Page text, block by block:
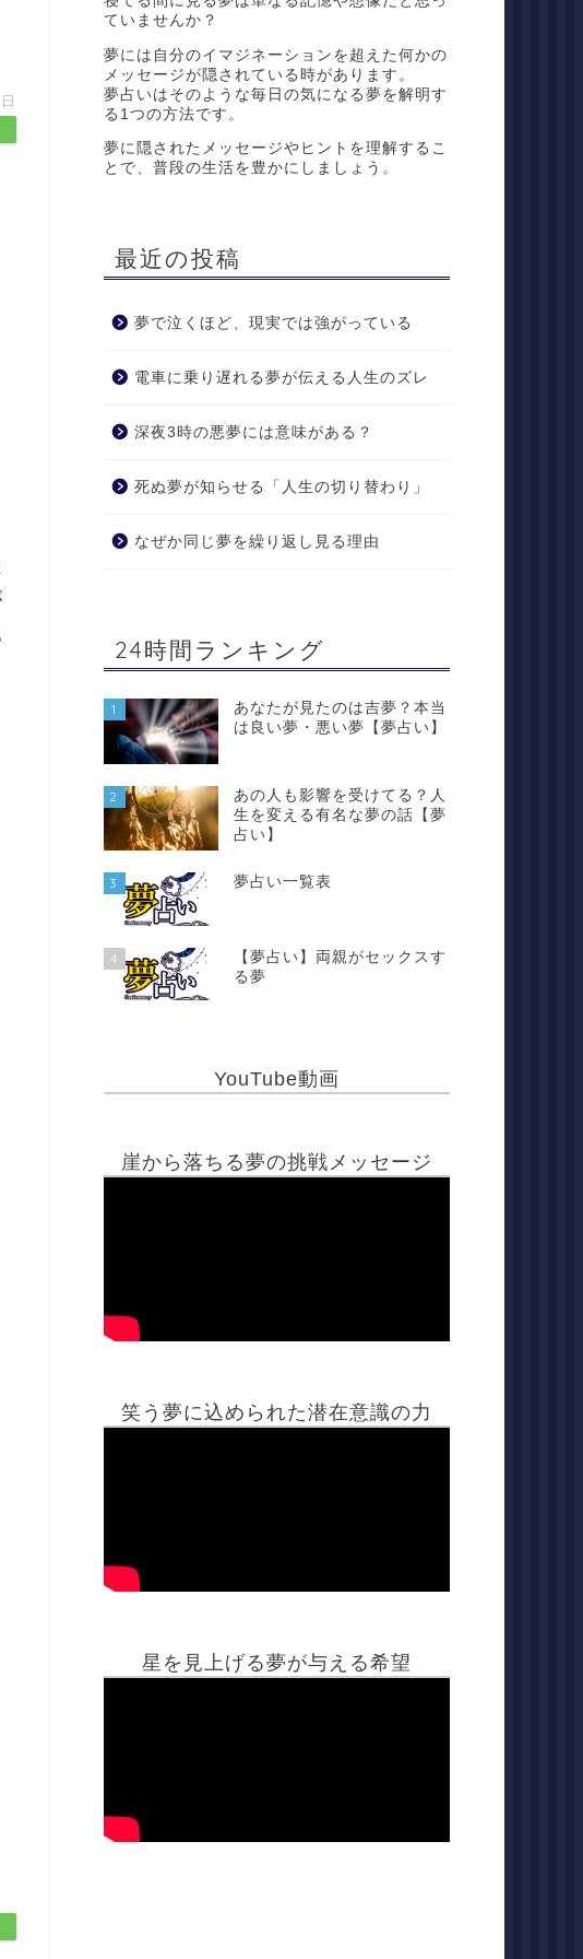
ていませんか？
夢には自分のイマジネーションを超えた何かの
メッセージが隠されている時があります。
夢占いはそのような毎日の気になる夢を解明す
る1つの方法です。
夢に隠されたメッセージやヒントを理解するこ
とで、普段の生活を豊かにしましょう。
最近の投稿
夢で泣くほど、現実では強がっている
電車に乗り遅れる夢が伝える人生のズレ
深夜3時の悪夢には意味がある？
死ぬ夢が知らせる「人生の切り替わり」
なぜか同じ夢を繰り返し見る理由
24時間ランキング
1
あなたが見たのは吉夢？本当
は良い夢・悪い夢【夢占い】
2
あの人も影響を受けてる？人
生を変える有名な夢の話【夢
占い】
3 夢占い一覧表
4
【夢占い】両親がセックスす
る夢
YouTube動画
崖から落ちる夢の挑戦メッセージ
笑う夢に込められた潜在意識の力
星を見上げる夢が与える希望